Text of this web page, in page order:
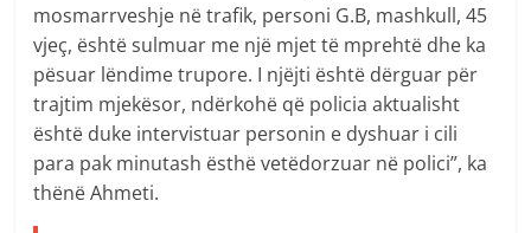
mosmarrveshje në trafik, personi G.B, mashkull, 45
vjeç, është sulmuar me një mjet të mprehtë dhe ka
pësuar lëndime trupore. I njëjti është dërguar për
trajtim mjekësor, ndërkohë që policia aktualisht
është duke intervistuar personin e dyshuar i cili
para pak minutash ësthë vetëdorzuar në polici”, ka
thënë Ahmeti.